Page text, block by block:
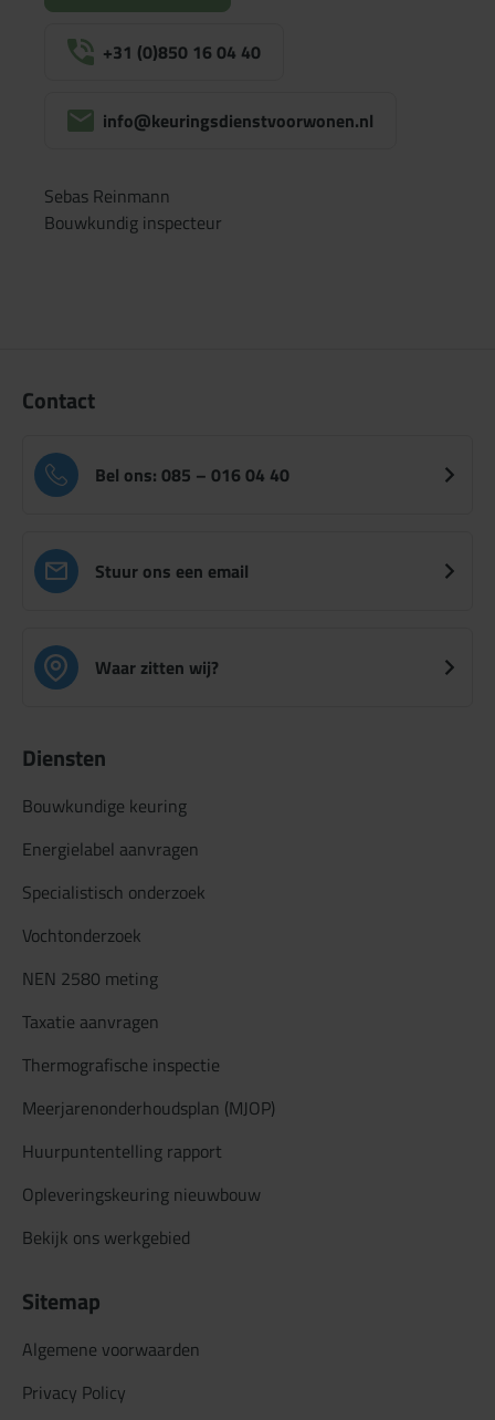
+31 (0)850 16 04 40
info@keuringsdienstvoorwonen.nl
Sebas Reinmann
Bouwkundig inspecteur
Contact
Bel ons: 085 – 016 04 40
Stuur ons een email
Waar zitten wij?
Diensten
Bouwkundige keuring
Energielabel aanvragen
Specialistisch onderzoek
Vochtonderzoek
NEN 2580 meting
Taxatie aanvragen
Thermografische inspectie
Meerjarenonderhoudsplan (MJOP)
Huurpuntentelling rapport
Opleveringskeuring nieuwbouw
Bekijk ons werkgebied
Sitemap
Algemene voorwaarden
Privacy Policy